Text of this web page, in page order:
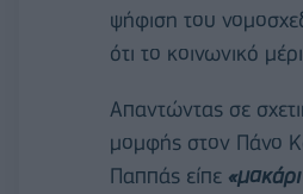
ψήφιση του
ότι το κοινωνικό
Απαντώντας σε
μομφής στον Πάνο
Παππάς είπε